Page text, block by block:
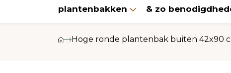
plantenbakken & zo
Hoge ronde plantenbak buiten 42x90